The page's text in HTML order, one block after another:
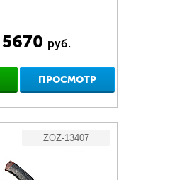
5670 руб.
ПРОСМОТР
ZOZ-13407